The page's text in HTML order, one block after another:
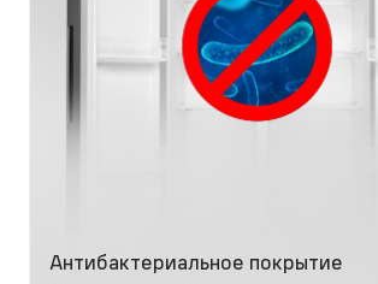
Антибактериальное покрытие